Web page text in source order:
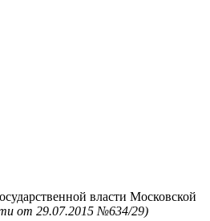
власти Московской
от 29.07.2015 №634/29)